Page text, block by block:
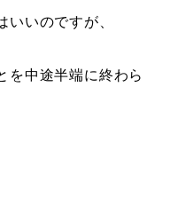
いいのですが、
を中途半端に終わら